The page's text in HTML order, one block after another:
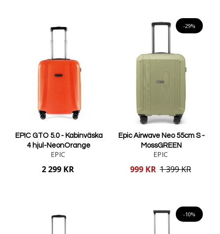
EPIC GTO 5.0 - Kabinväska
4 hjul-NeonOrange
EPIC
2 299 KR
-29%
Epic Airwave Neo 55cm S -
MossGREEN
EPIC
Reducerat
999 KR 1 399 KR
-10%